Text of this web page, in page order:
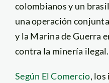
colombianos y un
una operación
y la Marina de Guerra
contra la minería ilegal.
Según El Comercio,